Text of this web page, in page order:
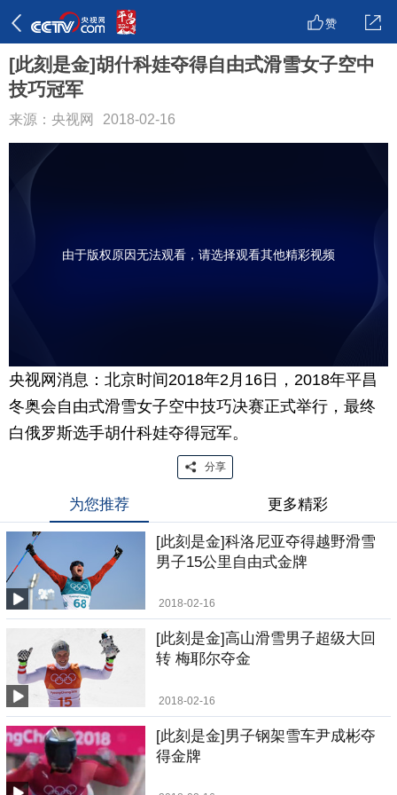
赞
[此刻是金]胡什科娃夺得自由式滑雪女子空中
技巧冠军
来源：央视网 2018-02-16
由于版权原因无法观看，请选择观看其他精彩视频
央视网消息：北京时间2018年2月16日，2018年平昌
冬奥会自由式滑雪女子空中技巧决赛正式举行，最终
白俄罗斯选手胡什科娃夺得冠军。
分享
为您推荐 更多精彩
[此刻是金]科洛尼亚夺得越野滑雪
男子15公里自由式金牌
2018-02-16
[此刻是金]高山滑雪男子超级大回
转 梅耶尔夺金
2018-02-16
[此刻是金]男子钢架雪车尹成彬夺
得金牌